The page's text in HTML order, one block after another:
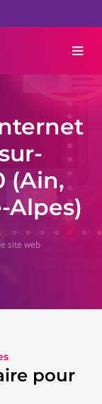
(Ain,
Alpes)
site web
pour